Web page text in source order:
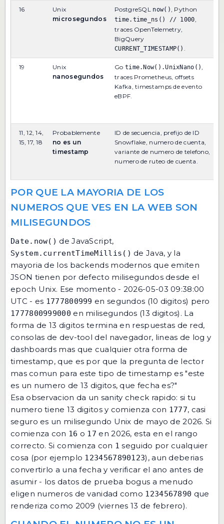
16
Unix
microsegundos
PostgreSQL now(), Python
time.time_ns() // 1000,
traces OpenTelemetry,
BigQuery
CURRENT_TIMESTAMP() .
19
Unix
nanosegundos
Go time.Now().UnixNano(),
traces Prometheus, offsets
Kafka, timestamps de evento
eBPF.
11, 12, 14,
15, 17, 18
Probablemente
no es un
timestamp
ID de secuencia, prefijo de ID
Snowflake, numero de cuenta,
variante de numero de telefono,
numero de ruteo de cuenta.
POR QUE LA MAYORIA DE LOS
NUMEROS QUE VES EN LA WEB SON
MILISEGUNDOS
Date.now() de JavaScript,
System.currentTimeMillis() de Java, y la
mayoria de los backends modernos que emiten
JSON tienen por defecto milisegundos desde el
epoch Unix. Ese momento - 2026-05-03 09:38:00
UTC - es 1777800999 en segundos (10 digitos) pero
1777800999000 en milisegundos (13 digitos). La
forma de 13 digitos termina en respuestas de red,
consolas de dev-tool del navegador, lineas de log y
dashboards mas que cualquier otra forma de
timestamp, que es por que la pregunta de lector
mas comun para este tipo de timestamp es "este
es un numero de 13 digitos, que fecha es?"
Esa observacion da un sanity check rapido: si tu
numero tiene 13 digitos y comienza con 1777, casi
seguro es un milisegundo Unix de mayo de 2026. Si
comienza con 16 o 17 en 2026, esta en el rango
correcto. Si comienza con 1 seguido por cualquier
cosa (por ejemplo 1234567890123), aun deberias
convertirlo a una fecha y verificar el ano antes de
asumir - los datos de prueba bogus a menudo
eligen numeros de vanidad como 1234567890 que
renderiza como 2009 (viernes 13 de febrero).